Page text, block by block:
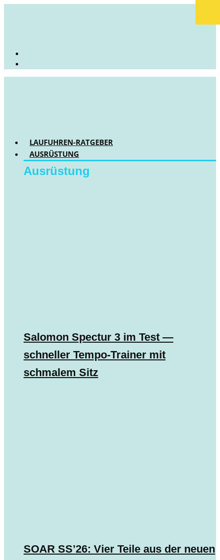
LAUFUHREN-RATGEBER
AUSRÜSTUNG
Ausrüstung
Salomon Spectur 3 im Test —
schneller Tempo-Trainer mit
schmalem Sitz
SOAR SS’26: Vier Teile aus der neuen